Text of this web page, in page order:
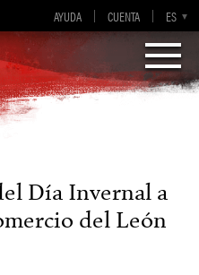
AYUDA CUENTA ES
EN
DE
FR
EN-GB
Wars 2
Día Invernal a
del León